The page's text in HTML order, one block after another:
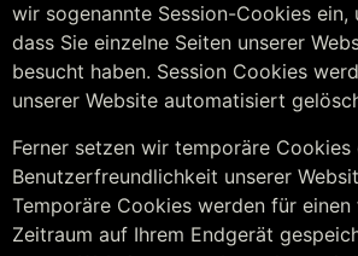
wir sogenannte Session-Cookies ein,
dass Sie einzelne Seiten unserer
besucht haben. Session Cookies
unserer Website automatisiert
Ferner setzen wir temporäre Cookies
Benutzerfreundlichkeit unserer
Temporäre Cookies werden für
Zeitraum auf Ihrem Endgerät